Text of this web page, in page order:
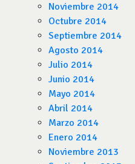
Noviembre 2014
Octubre 2014
Septiembre 2014
Agosto 2014
Julio 2014
Junio 2014
Mayo 2014
Abril 2014
Marzo 2014
Enero 2014
Noviembre 2013